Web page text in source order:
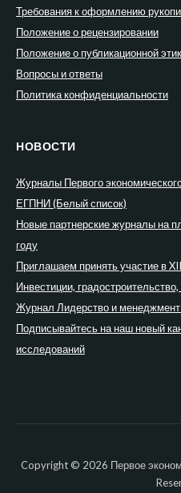
Требования к оформлению
Положение о рецензировании
Положение о публикационной
Вопросы и ответы
Политика конфиденциальности
НОВОСТИ
Журналы Первого
ЕГПНИ (Белый список)
Новые партнерские журналы на
году
Приглашаем принять участие в
Инвестиции,
Журнал Лидерство и
Подписывайтесь на наш новый
исследований
Copyright © 2026 Первое